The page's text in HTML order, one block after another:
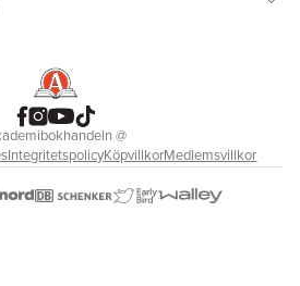
@
IntegritetspolicyKöpvillkorMedlemsvillkor